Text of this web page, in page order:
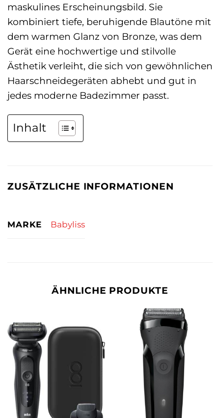
maskulines Erscheinungsbild. Sie
kombiniert tiefe, beruhigende Blautöne mit
dem warmen Glanz von Bronze, was dem
Gerät eine hochwertige und stilvolle
Ästhetik verleiht, die sich von gewöhnlichen
Haarschneidegeräten abhebt und gut in
jedes moderne Badezimmer passt.
Inhalt
ZUSÄTZLICHE INFORMATIONEN
MARKE Babyliss
ÄHNLICHE PRODUKTE